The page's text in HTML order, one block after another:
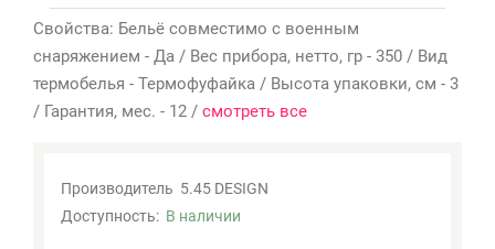
Свойства: Бельё совместимо с военным
снаряжением - Да / Вес прибора, нетто, гр - 350 / Вид
термобелья - Термофуфайка / Высота упаковки, см - 3
/ Гарантия, мес. - 12 / смотреть все
Производитель 5.45 DESIGN
Доступность: В наличии